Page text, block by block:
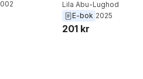
D. Ginsburg
Media
Lila Abu-Lughod
E-bok 2025
201 kr